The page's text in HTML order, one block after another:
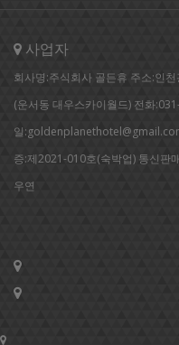
사업자
회사명:주식회사 골든휴 주소:인
(운서동 대우스카이월드) 전화
일
증:제2021-010호(숙박업) 통신판
우연